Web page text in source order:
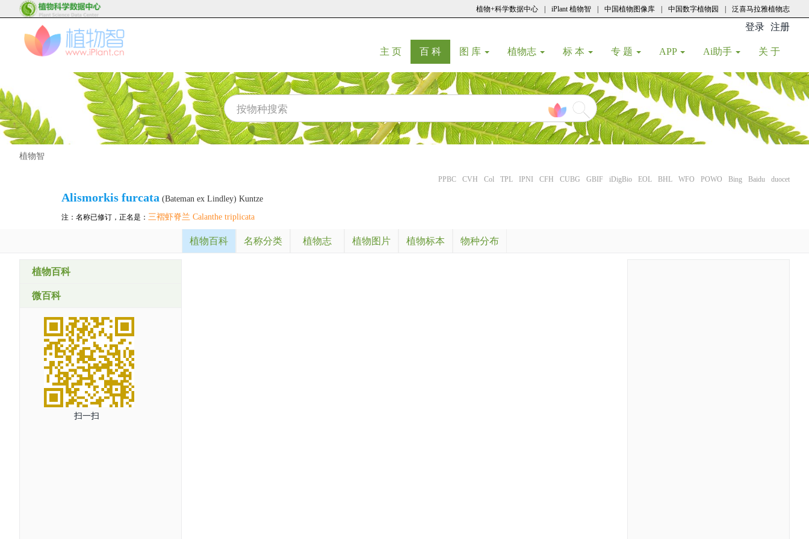
植物+科学数据中心 iPlant 植物智 中国植物图像库 中国数字植物园 泛喜马拉雅植物志
登录 注册
主 页(current)
百 科(current)
图 库 植物志 标 本 专 题 APP Ai助手 关 于
植物智
PPBC CVH Col TPL IPNI CFH CUBG GBIF iDigBio EOL BHL WFO POWO Bing Baidu duocet
Alismorkis furcata (Bateman ex Lindley) Kuntze
注：名称已修订，正名是： 三褶虾脊兰 Calanthe triplicata
植物百科 名称分类 植物志 植物图片 植物标本 物种分布
植物百科
微百科
扫一扫